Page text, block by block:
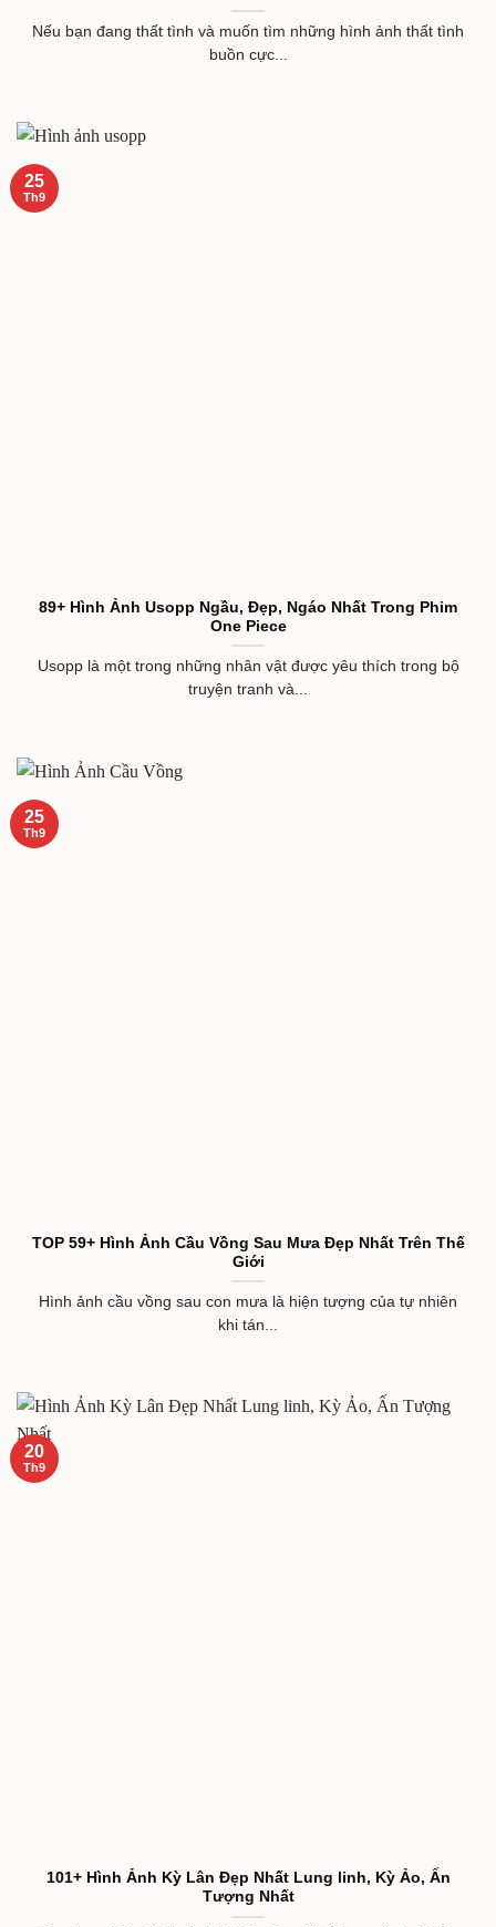
Nếu bạn đang thất tình và muốn tìm những hình ảnh thất tình
buồn cực...
89+ Hình Ảnh Usopp Ngầu, Đẹp, Ngáo Nhất Trong Phim
One Piece
Usopp là một trong những nhân vật được yêu thích trong bộ
truyện tranh và...
25
Th9
TOP 59+ Hình Ảnh Cầu Vồng Sau Mưa Đẹp Nhất Trên Thế
Giới
Hình ảnh cầu vồng sau con mưa là hiện tượng của tự nhiên
khi tán...
25
Th9
101+ Hình Ảnh Kỳ Lân Đẹp Nhất Lung linh, Kỳ Ảo, Ấn
Tượng Nhất
20
Th9